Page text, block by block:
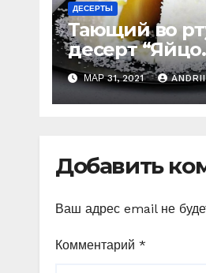
ДЕСЕРТЫ
Тающий во
десерт “Яйцо
страуса”:
удивительно
легко
МАР 31, 2021 ANDRII
Добавить
Ваш адрес email не
Комментарий *